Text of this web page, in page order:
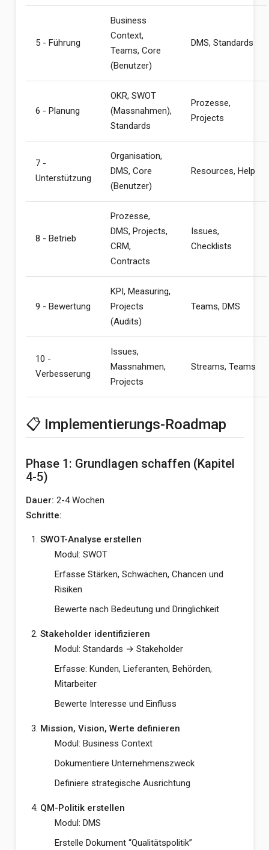
5 - Führung
Business
Context,
Teams, Core
(Benutzer)
DMS, Standards
6 - Planung
OKR, SWOT
(Massnahmen),
Standards
Prozesse,
Projects
7 -
Unterstützung
Organisation,
DMS, Core
(Benutzer)
Resources, Help
8 - Betrieb
Prozesse,
DMS, Projects,
CRM,
Contracts
Issues,
Checklists
9 - Bewertung
KPI, Measuring,
Projects
(Audits)
Teams, DMS
10 -
Verbesserung
Issues,
Massnahmen,
Projects
Streams, Teams
📋 Implementierungs-Roadmap
Phase 1: Grundlagen schaffen (Kapitel
4-5)
Dauer: 2-4 Wochen
Schritte:
SWOT-Analyse erstellen
Modul: SWOT
Erfasse Stärken, Schwächen, Chancen und
Risiken
Bewerte nach Bedeutung und Dringlichkeit
Stakeholder identifizieren
Modul: Standards → Stakeholder
Erfasse: Kunden, Lieferanten, Behörden,
Mitarbeiter
Bewerte Interesse und Einfluss
Mission, Vision, Werte definieren
Modul: Business Context
Dokumentiere Unternehmenszweck
Definiere strategische Ausrichtung
QM-Politik erstellen
Modul: DMS
Erstelle Dokument “Qualitätspolitik”